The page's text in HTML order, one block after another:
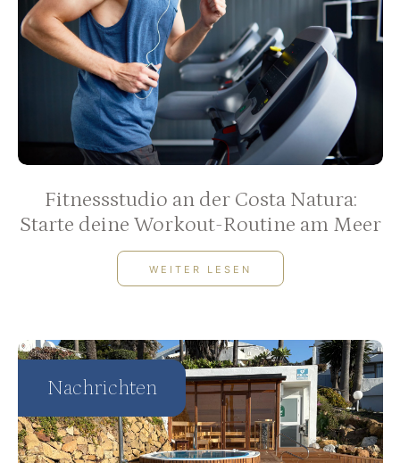
Fitnessstudio an der Costa Natura:
Starte deine Workout-Routine am Meer
WEITER LESEN
Nachrichten